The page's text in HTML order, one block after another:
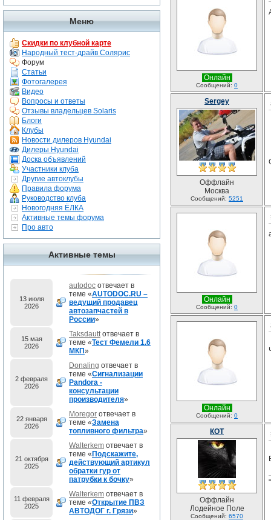
Меню
Скидки по клубной карте
Народный тест-драйв Солярис
Форум
Статьи
Фотогалерея
Видео
Вопросы и ответы
Отзывы владельцев Solaris
Блоги
Клубы
Новости дилеров Hyundai
Дилеры Hyundai
Доска объявлений
Участники клуба
Другие автоклубы
Правила форума
Руководство клуба
Новогодняя ЁЛКА
Активные темы форума
Про авто
Активные темы
13 июля
2026
autodoc отвечает в
теме «AUTODOC.RU –
ведущий продавец
автозапчастей в
России»
15 мая
2026
Taksdauttотвечает в
теме «Тест Фемели 1.6
МКП»
2 февраля
2026
Donaling отвечает в
теме «Сигнализации
Pandora -
консультации
производителя»
22 января
2026
Moregor отвечает в
теме «Замена
топливного фильтра»
21 октября
2025
Walterkem отвечает в
теме « Подскажите,
действующий артикул
обратки гур от
патрубки к бочку»
11 февраля
2025
Walterkem отвечает в
теме «Открытие ПВЗ
АВТОДОГ г. Грязи»
Онлайн
Сообщений: 0
Sergey
Оффлайн
Москва
Сообщений: 5251
Онлайн
Сообщений: 0
Онлайн
Сообщений: 0
КОТ
Оффлайн
Лодейное Поле
Сообщений: 6570